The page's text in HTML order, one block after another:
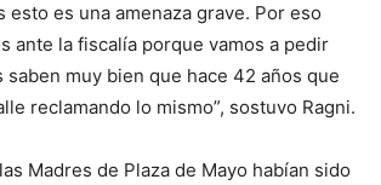
esto es una amenaza grave. Por eso
ante la fiscalía porque vamos a pedir
saben muy bien que hace 42 años que
reclamando lo mismo”, sostuvo Ragni.
Madres de Plaza de Mayo habían sido